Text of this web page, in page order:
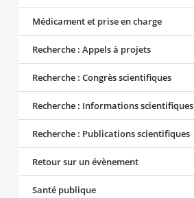
Médicament et prise en charge
Recherche : Appels à projets
Recherche : Congrès scientifiques
Recherche : Informations scientifiques
Recherche : Publications scientifiques
Retour sur un évènement
Santé publique